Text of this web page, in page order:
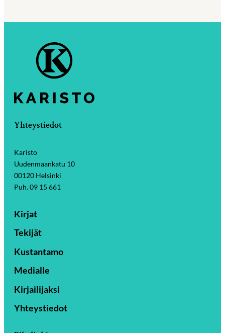
Yhteystiedot
Karisto
Uudenmaankatu 10
00120 Helsinki
Puh. 09 15 661
Kirjat
Tekijät
Kustantamo
Medialle
Kirjailijaksi
Yhteystiedot